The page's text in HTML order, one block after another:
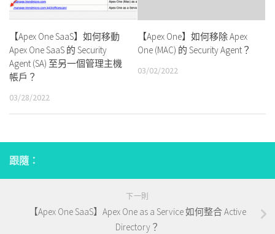
【Apex One SaaS】如何移動
Apex One SaaS 的 Security
Agent (SA) 至另一個管理主機
帳戶？
03/28/2022
【Apex One】如何移除 Apex
One (MAC) 的 Security Agent？
03/02/2022
跟隨：
下一則
【Apex One SaaS】Apex One as a Service 如何整合 Active
Directory？